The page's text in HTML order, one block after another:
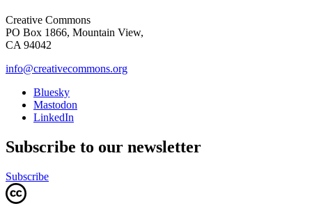
Creative Commons
PO Box 1866, Mountain View,
CA 94042
info@creativecommons.org
Bluesky
Mastodon
LinkedIn
Subscribe to our newsletter
Subscribe